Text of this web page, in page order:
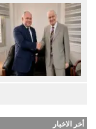
أخر الاخبار